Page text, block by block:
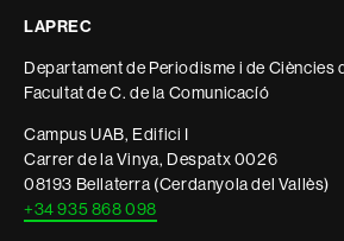
informació
legal
LAPREC
Departament de Periodisme i de Ciències
Facultat de C. de la Comunicacíó
Campus UAB, Edifici I
Carrer de la Vinya, Despatx 0026
08193 Bellaterra (Cerdanyola del Vallès)
+34 935 868 098